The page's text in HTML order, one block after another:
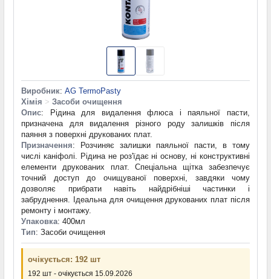
Виробник: AG TermoPasty
Хімія > Засоби очищення
Опис: Рідина для видалення флюса і паяльної пасти,
призначена для видалення різного роду залишків після
паяння з поверхні друкованих плат.
Призначення: Розчиняє залишки паяльної пасти, в тому
числі каніфолі. Рідина не роз'їдає ні основу, ні конструктивні
елементи друкованих плат. Спеціальна щітка забезпечує
точний доступ до очищуваної поверхні, завдяки чому
дозволяє прибрати навіть найдрібніші частинки і
забруднення. Ідеальна для очищення друкованих плат після
ремонту і монтажу.
Упаковка: 400мл
Тип: Засоби очищення
очікується: 192 шт
192 шт - очікується 15.09.2026